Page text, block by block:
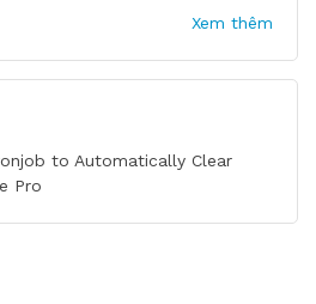
Xem thêm
to Automatically Clear
Pro